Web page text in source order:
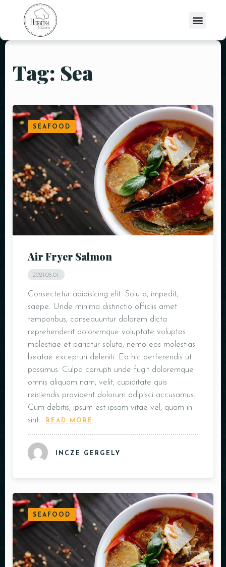
Tag: Sea
SEAFOOD
Air Fryer Salmon
2021.05.01.
Consectetur adipisicing elit. Soluta, impedit,
saepe. Unde minima distinctio officiis amet
temporibus, consequuntur dolorem dicta
reprehenderit doloremque voluptate voluptas
molestiae et pariatur soluta, nemo eos molestias
beatae excepturi deleniti. Ea hic perferendis ut
possimus. Culpa corrupti unde fugit doloremque
omnis aliquam nam, velit, cupiditate quis
reiciendis provident dolorum adipisci accusamus.
Cum debitis, ipsum est ipsam vitae vel, quam in
sint…
READ MORE
INCZE GERGELY
SEAFOOD